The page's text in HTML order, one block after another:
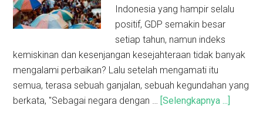
Indonesia yang hampir selalu
positif, GDP semakin besar
setiap tahun, namun indeks
kemiskinan dan kesenjangan kesejahteraan tidak banyak
mengalami perbaikan? Lalu setelah mengamati itu
semua, terasa sebuah ganjalan, sebuah kegundahan yang
berkata, "Sebagai negara dengan … [Selengkapnya ...]